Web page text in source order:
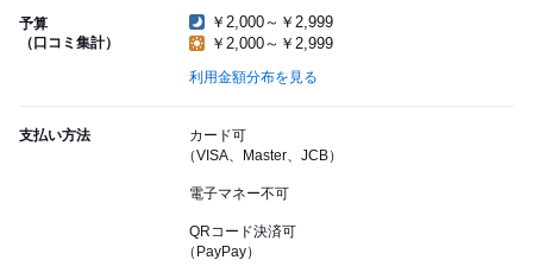
予算
（口コミ集計）
￥2,000～￥2,999
￥2,000～￥2,999
利用金額分布を見る
支払い方法
カード可
（VISA、Master、JCB）
電子マネー不可
QRコード決済可
（PayPay）